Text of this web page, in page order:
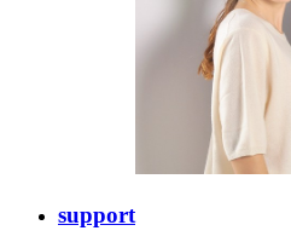
support